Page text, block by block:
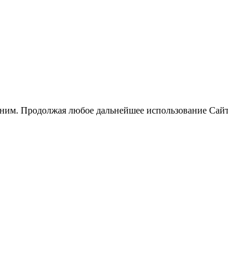
Продолжая любое дальнейшее использование